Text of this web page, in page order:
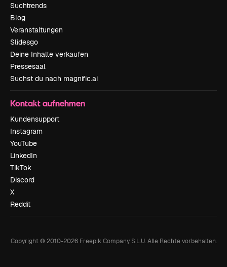
Suchtrends
Blog
Veranstaltungen
Slidesgo
Deine Inhalte verkaufen
Pressesaal
Suchst du nach magnific.ai
Kontakt aufnehmen
Kundensupport
Instagram
YouTube
LinkedIn
TikTok
Discord
X
Reddit
Copyright © 2010-2026Freepik Company S.L.U. Alle Rechte vorbehalten.